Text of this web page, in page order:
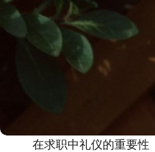
在求职中礼仪的重要性